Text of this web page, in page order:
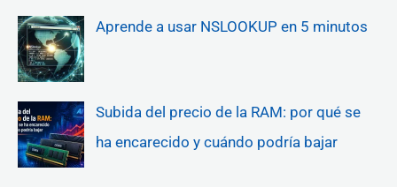
Aprende a usar NSLOOKUP en 5 minutos
Subida del precio de la RAM: por qué se
ha encarecido y cuándo podría bajar